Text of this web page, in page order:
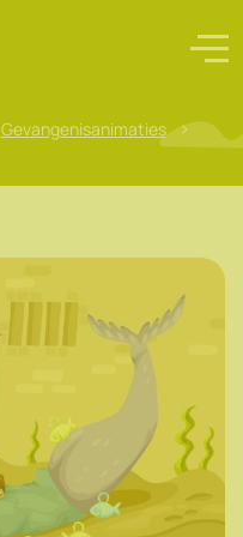
Gevangenisanimaties >